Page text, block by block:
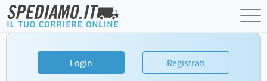
Login Registrati